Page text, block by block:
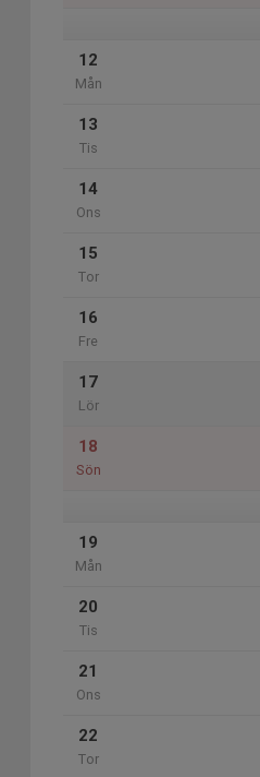
12
Mån
13
Tis
14
Ons
15
Tor
16
Fre
17
Lör
18
Sön
19
Mån
20
Tis
21
Ons
22
Tor